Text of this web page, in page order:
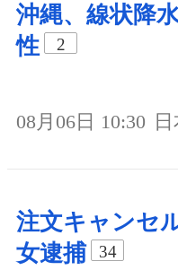
沖縄、線状降
性
2
08月06日 10:30
注文キャンセ
女逮捕
34